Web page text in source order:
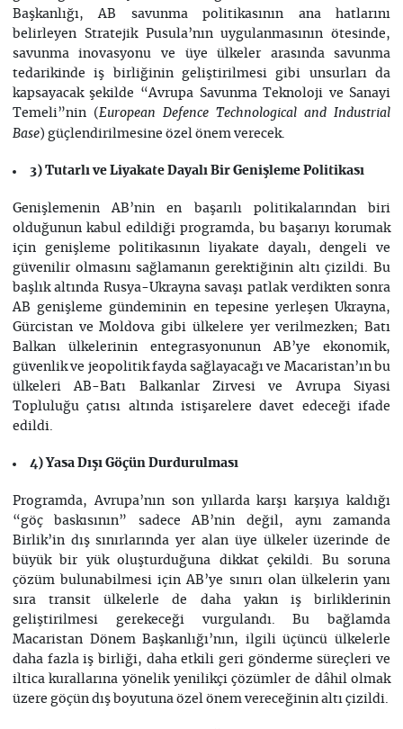
Başkanlığı, AB savunma politikasının ana hatlarını
belirleyen Stratejik Pusula’nın uygulanmasının ötesinde,
savunma inovasyonu ve üye ülkeler arasında savunma
tedarikinde iş birliğinin geliştirilmesi gibi unsurları da
kapsayacak şekilde “Avrupa Savunma Teknoloji ve Sanayi
Temeli”nin (European Defence Technological and Industrial
Base) güçlendirilmesine özel önem verecek.
3) Tutarlı ve Liyakate Dayalı Bir Genişleme Politikası
Genişlemenin AB’nin en başarılı politikalarından biri
olduğunun kabul edildiği programda, bu başarıyı korumak
için genişleme politikasının liyakate dayalı, dengeli ve
güvenilir olmasını sağlamanın gerektiğinin altı çizildi. Bu
başlık altında Rusya-Ukrayna savaşı patlak verdikten sonra
AB genişleme gündeminin en tepesine yerleşen Ukrayna,
Gürcistan ve Moldova gibi ülkelere yer verilmezken; Batı
Balkan ülkelerinin entegrasyonunun AB’ye ekonomik,
güvenlik ve jeopolitik fayda sağlayacağı ve Macaristan’ın bu
ülkeleri AB-Batı Balkanlar Zirvesi ve Avrupa Siyasi
Topluluğu çatısı altında istişarelere davet edeceği ifade
edildi.
4) Yasa Dışı Göçün Durdurulması
Programda, Avrupa’nın son yıllarda karşı karşıya kaldığı
“göç baskısının” sadece AB’nin değil, aynı zamanda
Birlik’in dış sınırlarında yer alan üye ülkeler üzerinde de
büyük bir yük oluşturduğuna dikkat çekildi. Bu soruna
çözüm bulunabilmesi için AB’ye sınırı olan ülkelerin yanı
sıra transit ülkelerle de daha yakın iş birliklerinin
geliştirilmesi gerekeceği vurgulandı. Bu bağlamda
Macaristan Dönem Başkanlığı’nın, ilgili üçüncü ülkelerle
daha fazla iş birliği, daha etkili geri gönderme süreçleri ve
iltica kurallarına yönelik yenilikçi çözümler de dâhil olmak
üzere göçün dış boyutuna özel önem vereceğinin altı çizildi.